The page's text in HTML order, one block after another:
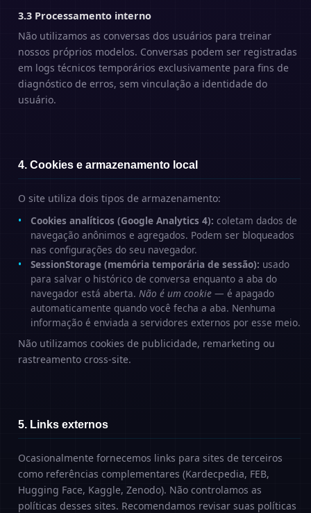
3.3 Processamento interno
Não utilizamos as conversas dos usuários para treinar
nossos próprios modelos. Conversas podem ser registradas
em logs técnicos temporários exclusivamente para fins de
diagnóstico de erros, sem vinculação a identidade do
usuário.
4. Cookies e armazenamento local
O site utiliza dois tipos de armazenamento:
Cookies analíticos (Google Analytics 4): coletam dados de
navegação anônimos e agregados. Podem ser bloqueados
nas configurações do seu navegador.
SessionStorage (memória temporária de sessão): usado
para salvar o histórico de conversa enquanto a aba do
navegador está aberta. Não é um cookie — é apagado
automaticamente quando você fecha a aba. Nenhuma
informação é enviada a servidores externos por esse meio.
Não utilizamos cookies de publicidade, remarketing ou
rastreamento cross-site.
5. Links externos
Ocasionalmente fornecemos links para sites de terceiros
como referências complementares (Kardecpedia, FEB,
Hugging Face, Kaggle, Zenodo). Não controlamos as
políticas desses sites. Recomendamos revisar suas políticas